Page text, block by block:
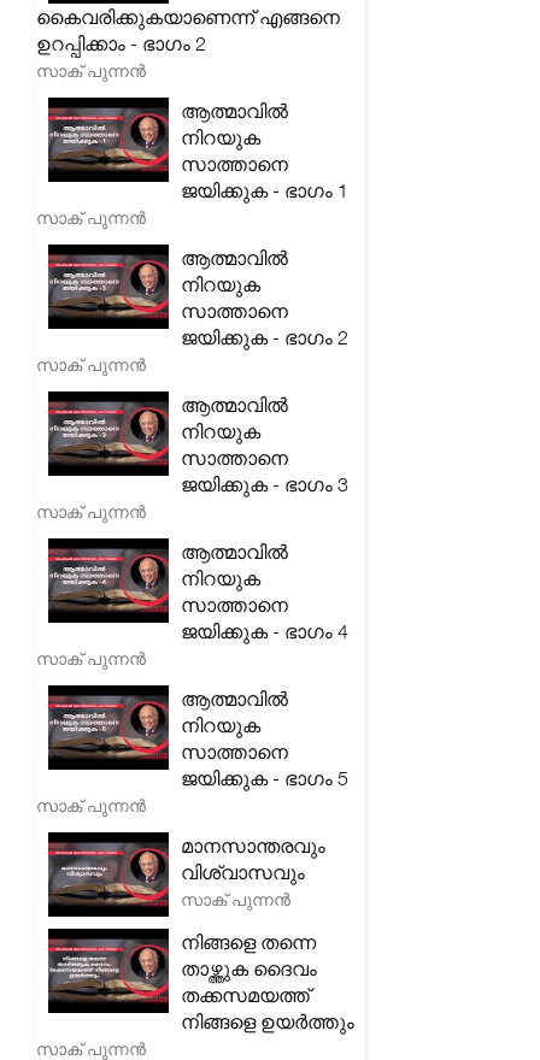
കൈവരിക്കുകയാണെന്ന് എങ്ങനെ
ഉറപ്പിക്കാം - ഭാഗം 2
സാക് പുന്നൻ
ആത്മാവിൽ
നിറയുക
സാത്താനെ
ജയിക്കുക - ഭാഗം 1
സാക് പുന്നൻ
ആത്മാവിൽ
നിറയുക
സാത്താനെ
ജയിക്കുക - ഭാഗം 2
സാക് പുന്നൻ
ആത്മാവിൽ
നിറയുക
സാത്താനെ
ജയിക്കുക - ഭാഗം 3
സാക് പുന്നൻ
ആത്മാവിൽ
നിറയുക
സാത്താനെ
ജയിക്കുക - ഭാഗം 4
സാക് പുന്നൻ
ആത്മാവിൽ
നിറയുക
സാത്താനെ
ജയിക്കുക - ഭാഗം 5
സാക് പുന്നൻ
മാനസാന്തരവും
വിശ്വാസവും
സാക് പുന്നൻ
നിങ്ങളെ തന്നെ
താഴ്ത്തുക ദൈവം
തക്കസമയത്ത്
നിങ്ങളെ ഉയർത്തും
സാക് പുന്നൻ